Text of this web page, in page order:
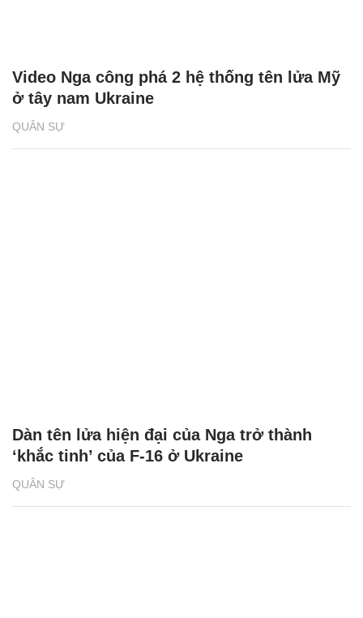
QUÂN SỰ
Video Nga công phá 2 hệ thống tên lửa Mỹ
ở tây nam Ukraine
QUÂN SỰ
Dàn tên lửa hiện đại của Nga trở thành
‘khắc tinh’ của F-16 ở Ukraine